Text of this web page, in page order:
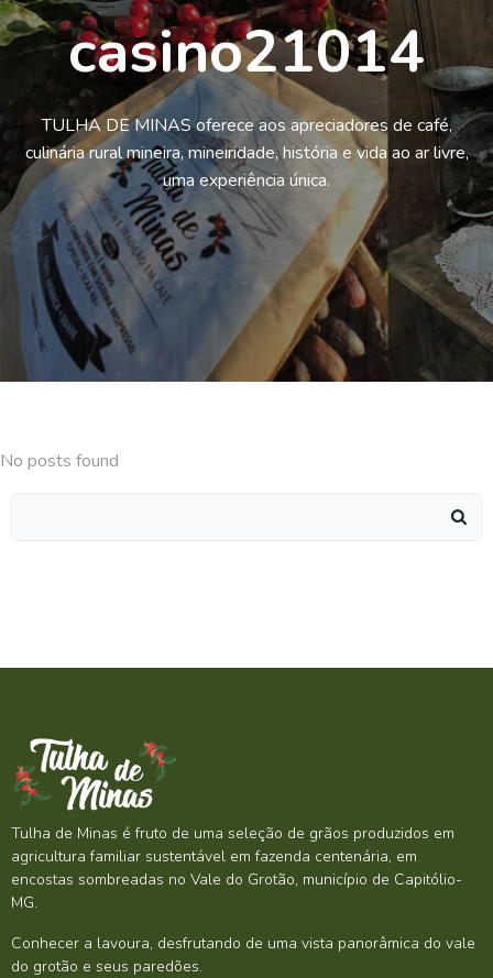
casino21014
TULHA DE MINAS oferece aos apreciadores de café,
culinária rural mineira, mineiridade, história e vida ao ar livre,
uma experiência única.
No posts found
Tulha de Minas é fruto de uma seleção de grãos produzidos em
agricultura familiar sustentável em fazenda centenária, em
encostas sombreadas no Vale do Grotão, município de Capitólio-
MG.
Conhecer a lavoura, desfrutando de uma vista panorâmica do vale
do grotão e seus paredões.